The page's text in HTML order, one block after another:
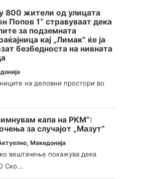
800 жители од улицата
Попов 1“ стравуваат дека
за подземната
кај „Лимак“ ќе ја
безбедноста на нивната
на деловни простори во
капа на РКМ“:
за случајот „Мазут“
,Македонија
вештачење покажува дека
Ско...